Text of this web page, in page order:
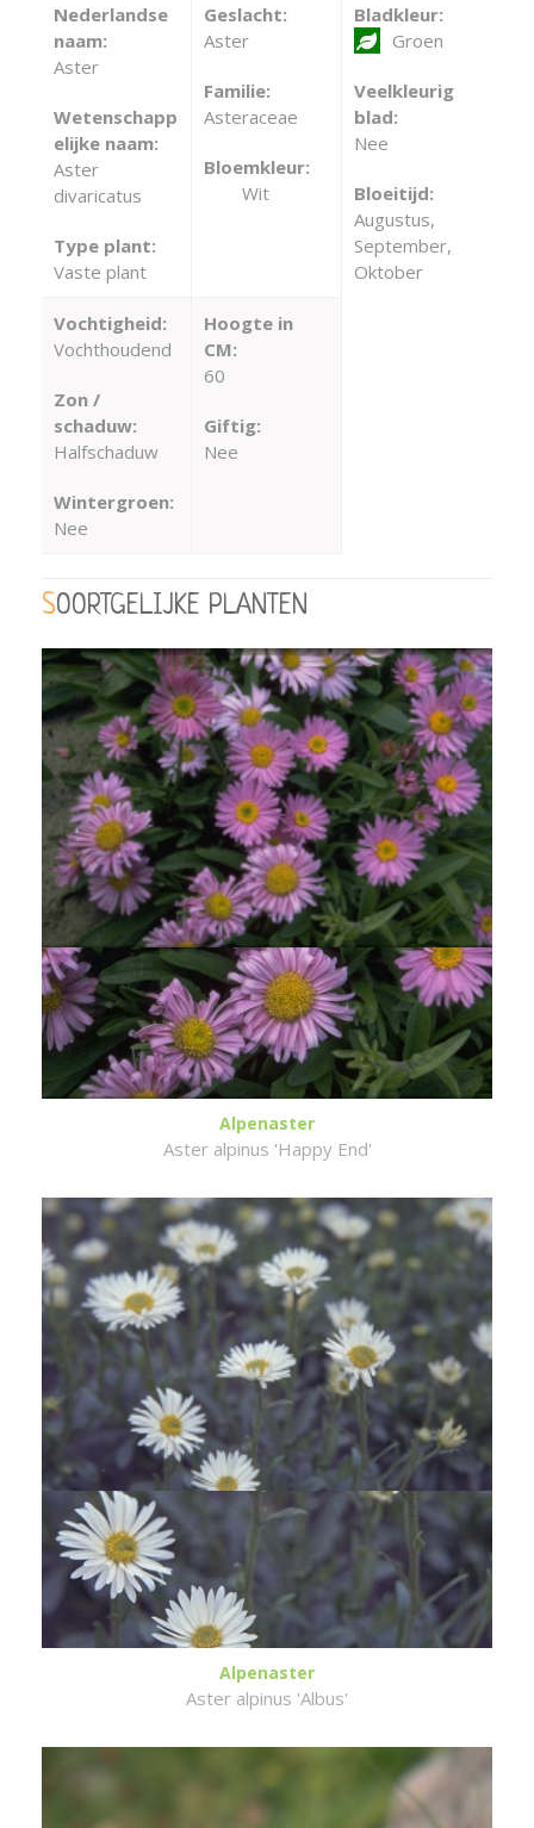
Nederlandse
naam:
Aster
Wetenschapp
elijke naam:
Aster
divaricatus
Type plant:
Vaste plant
Geslacht:
Aster
Familie:
Asteraceae
Bloemkleur:
Wit
Bladkleur:
Groen
Veelkleurig
blad:
Nee
Bloeitijd:
Augustus,
September,
Oktober
Vochtigheid:
Vochthoudend
Zon /
schaduw:
Halfschaduw
Wintergroen:
Nee
Hoogte in
CM:
60
Giftig:
Nee
SOORTGELIJKE PLANTEN
Alpenaster
Aster alpinus 'Happy End'
Alpenaster
Aster alpinus 'Albus'